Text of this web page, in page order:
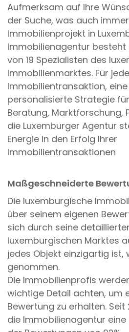
Aufmerksam auf Ihre
der Suche, was auch
Immobilienprojekt in
Immobilienagentur besteht
von 19 Spezialisten des
Immobilienmarktes. Für
Immobilientransaktion,
personalisierte Strategie
Beratung, Marktforschung,
die Luxemburger Agentur
Energie in den Erfolg Ihrer
Immobilientransaktionen
Maßgeschneiderte
Die luxemburgische
über seinem eigenen
sich durch seine
luxemburgischen Marktes
jedes Objekt einzigartig ist,
genommen.
Die Immobilienprofis
wichtige Detail achten, um
Bewertung zu erhalten.
die Immobilienagentur